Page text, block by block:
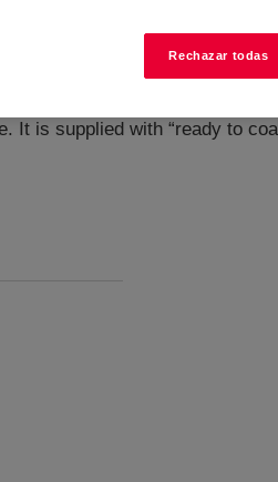
It is supplied with “ready to
Rechazar todas